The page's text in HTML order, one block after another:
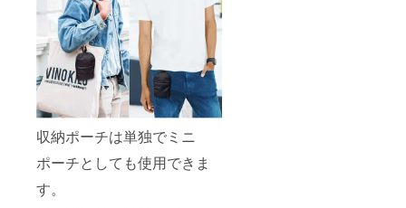
収納ポーチは単独でミニ
ポーチとしても使用できま
す。